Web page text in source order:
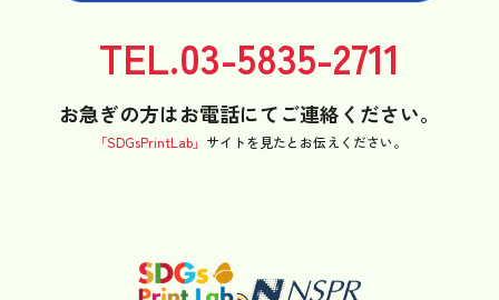
お急ぎの方はお電話にてご連絡ください。
TEL.03-5835-2711
「SDGsPrintLab」 サイトを見たと お伝えください。